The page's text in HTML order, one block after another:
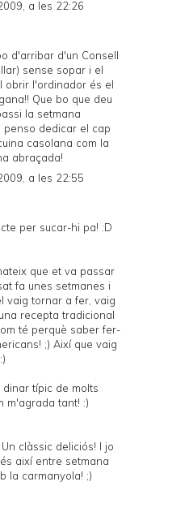
a les 22:26
d'arribar d'un Consell
sense sopar i el
obrir l'ordinador és el
Que bo que deu
la setmana
dedicar el cap
casolana com la
abraçada!
a les 22:55
per sucar-hi pa! :D
que et va passar
fa unes setmanes i
vaig tornar a fer, vaig
recepta tradicional
té perquè saber fer-
;) Així que vaig
dinar típic de molts
m'agrada tant! :)
clàssic deliciós! I jo
així entre setmana
la carmanyola! ;)